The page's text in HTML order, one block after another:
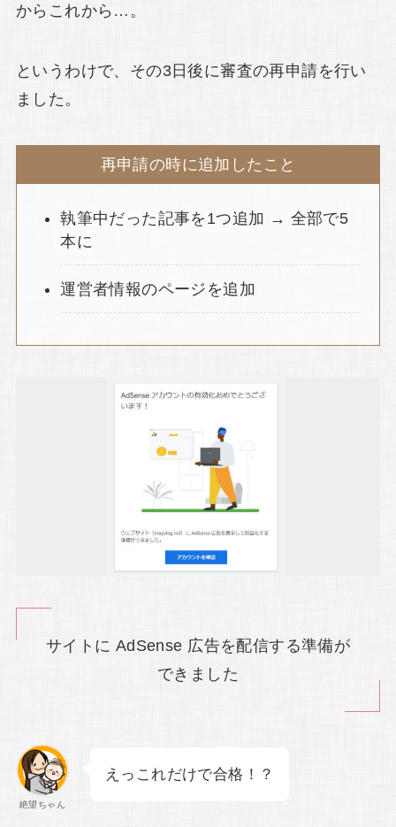
からこれから…。
というわけで、その3日後に審査の再申請を行い
ました。
再申請の時に追加したこと
執筆中だった記事を1つ追加 → 全部で5
本に
運営者情報のページを追加
サイトに AdSense 広告を配信する準備が
できました
絶望ちゃん
えっこれだけで合格！？